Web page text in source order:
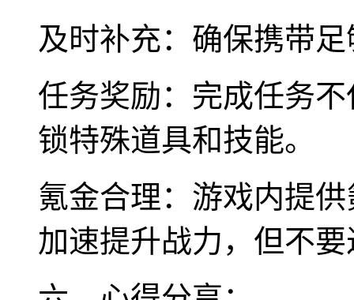
及时补充：确保携带
任务奖励：完成任务
锁特殊道具和技能。
氪金合理：游戏内提
加速提升战力，但不